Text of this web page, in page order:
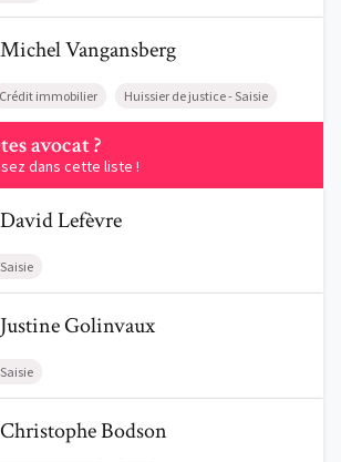
Vangansberg
MichelVangansberg
Crédit immobilier Huissier de justice - Saisie
avocat ?
dans cette liste !
Lefèvre
DavidLefèvre
Golinvaux
JustineGolinvaux
Bodson
ChristopheBodson